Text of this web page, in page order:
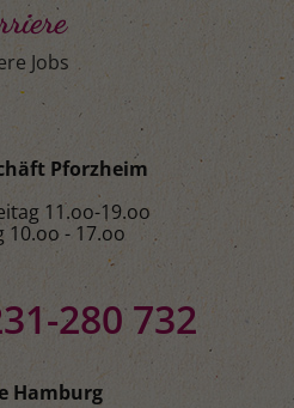
Jobs
Pforzheim
11.oo-19.oo
10.oo - 17.oo
280 732
Hamburg